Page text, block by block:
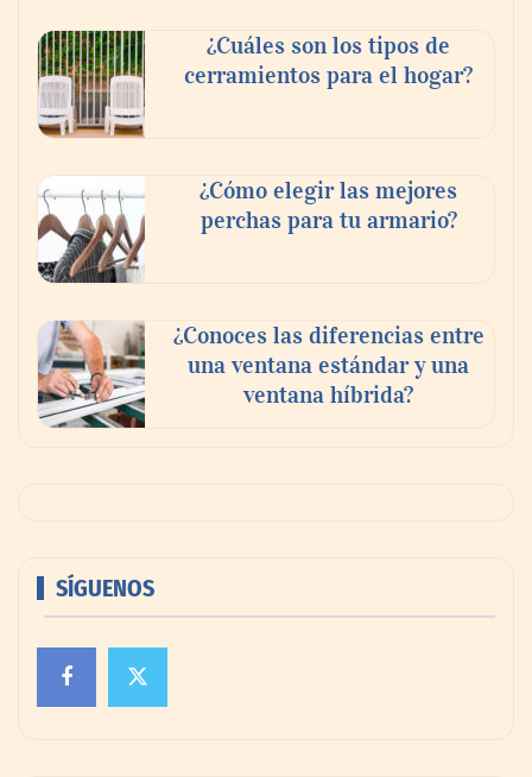
¿Cuáles son los tipos de
cerramientos para el hogar?
¿Cómo elegir las mejores
perchas para tu armario?
¿Conoces las diferencias entre
una ventana estándar y una
ventana híbrida?
SÍGUENOS